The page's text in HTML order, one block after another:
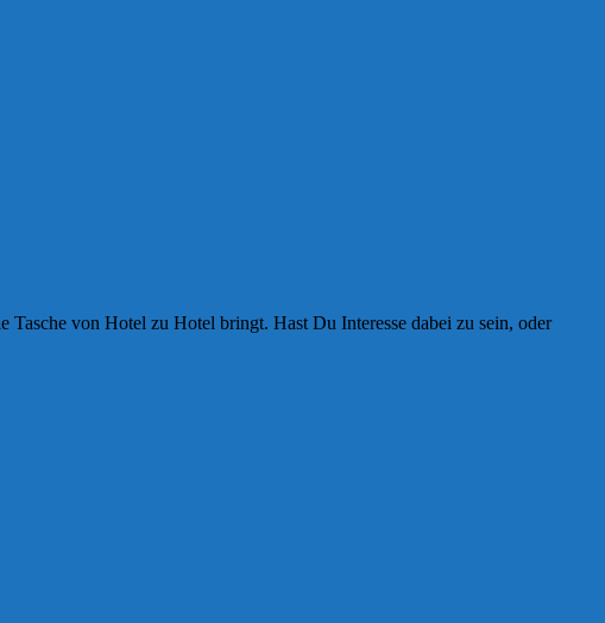
von Hotel zu Hotel bringt. Hast Du Interesse dabei zu sein, oder